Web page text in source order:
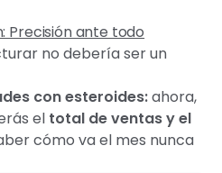
Precisión ante todo
no debería ser un
con esteroides:ahora,
el total de ventas y el
cómo va el mes nunca